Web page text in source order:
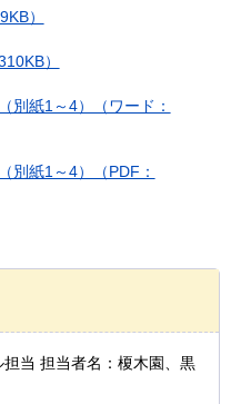
）
）
別紙1～4）（ワード：
別紙1～4）（PDF：
当 担当者名：榎木園、黒